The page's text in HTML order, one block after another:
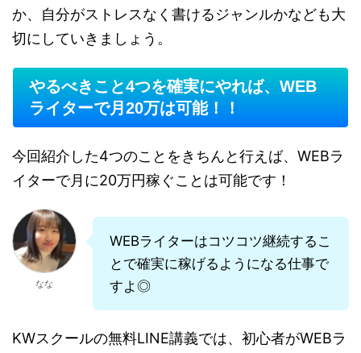
か、自分がストレスなく書けるジャンルかなども大
切にしていきましょう。
やるべきこと4つを確実にやれば、WEB
ライターで月20万は可能！！
今回紹介した4つのことをきちんと行えば、WEBラ
イターで月に20万円稼ぐことは可能です！
なな
WEBライターはコツコツ継続するこ
とで確実に稼げるようになる仕事で
すよ◎
KWスクールの無料LINE講義では、初心者がWEBラ